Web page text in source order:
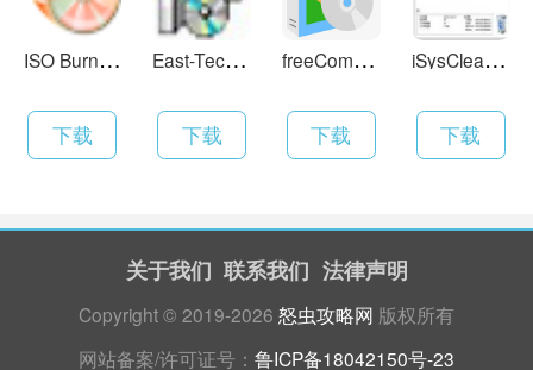
I
SO Burner 7.85 英文版
下载
E
ast-Tec Backup 2.3.0
下载
f
reeCommander 2008.06b
下载
i
SysCleaner Pro 1.0.8build22
下载
关于我们 联系我们 法律声明
Copyright © 2019-2026 怒虫攻略网 版权所有
网站备案/许可证号： 鲁ICP备18042150号-23